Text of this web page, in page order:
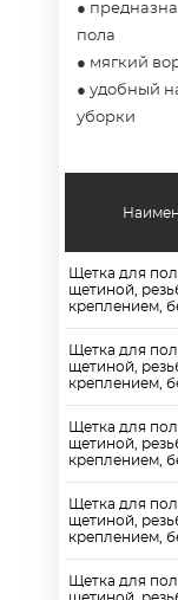
●
пола
● мягкий
● удобный
уборки
Щетка для
щетиной,
креплением,
Щетка для
щетиной,
креплением,
Щетка для
щетиной,
креплением,
Щетка для
щетиной,
креплением,
Щетка для